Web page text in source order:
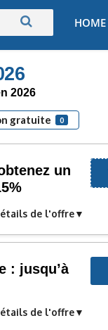
HOME
2026
gratuite 0
un
de l'offre
: jusqu’à
de l'offre